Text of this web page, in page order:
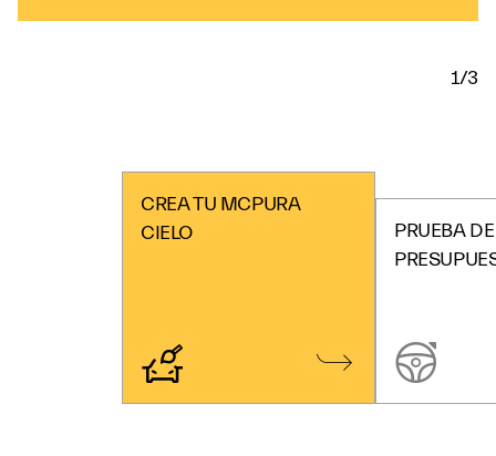
1/3
CREA TU MCPURA
CIELO
PRUEBA